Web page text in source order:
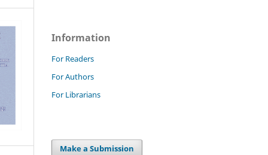
Information
For Readers
For Authors
For Librarians
Make a Submission